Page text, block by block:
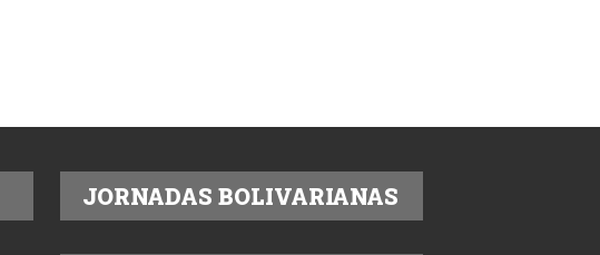
JORNADAS BOLIVARIANAS